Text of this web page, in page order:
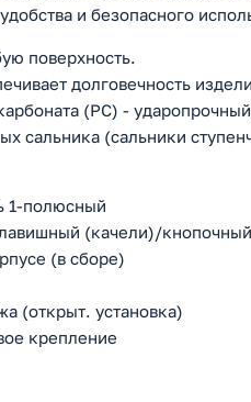
и безопасного
поверхность.
долговечность
(PC) -
сальника (сальники
1-полюсный
(качели)/кнопочный
(в сборе)
(открыт. установка)
крепление